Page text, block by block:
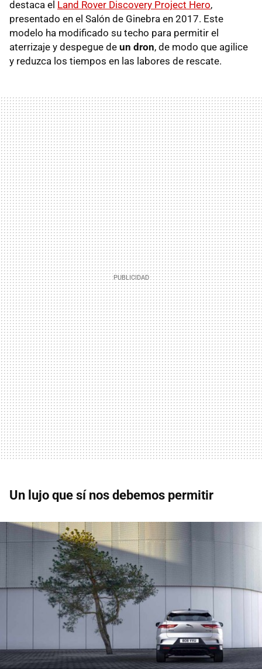
destaca el Land Rover Discovery Project Hero,
presentado en el Salón de Ginebra en 2017. Este
modelo ha modificado su techo para permitir el
aterrizaje y despegue de un dron, de modo que agilice
y reduzca los tiempos en las labores de rescate.
Un lujo que sí nos debemos permitir